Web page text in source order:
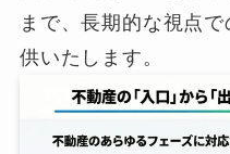
まで、長期的な視点
供いたします。